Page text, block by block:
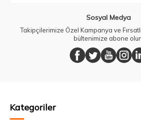
Sosyal Medya
Takipçilerimize Özel Kampanya ve
bültenimize abone
Kategoriler